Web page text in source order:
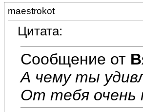
maestrokot
Цитата:
Сообщение от
А чему ты
От тебя очень